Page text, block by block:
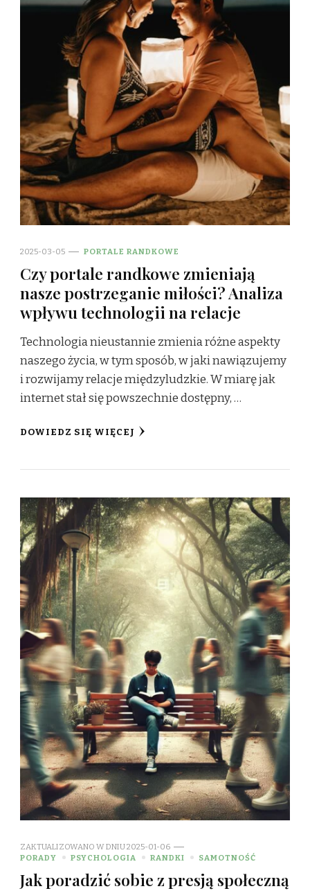
2025-03-05 PORTALE RANDKOWE
Czy portale randkowe zmieniają
nasze postrzeganie miłości? Analiza
wpływu technologii na relacje
Technologia nieustannie zmienia różne aspekty
naszego życia, w tym sposób, w jaki nawiązujemy
i rozwijamy relacje międzyludzkie. W miarę jak
internet stał się powszechnie dostępny, …
DOWIEDZ SIĘ WIĘCEJ
ZAKTUALIZOWANO W DNIU2025-01-06
PORADY
PSYCHOLOGIA RANDKI SAMOTNOŚĆ
Jak poradzić sobie z presją społeczną